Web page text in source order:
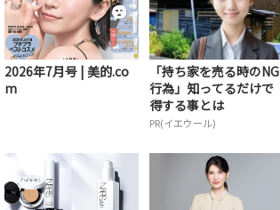
2026年7月号 | 美的.co
m
「持ち家を売る時のNG
行為」知ってるだけで
得する事とは
PR(イエウール)